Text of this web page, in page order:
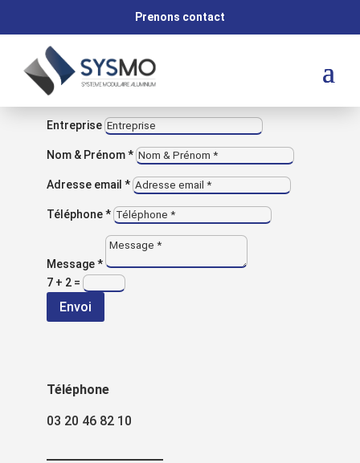
Prenons contact
Retour aux réalisations
NOS RÉALISATIONS
Station de
picking
VOUS AVEZ UNE QUESTION ?
Contactez-nous
Entreprise
Nom & Prénom *
Adresse email *
Téléphone *
Message *
7 + 2 =
Envoi
Téléphone
03 20 46 82 10